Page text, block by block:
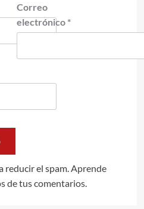
Correo
electrónico *
reducir el spam. Aprende
de tus comentarios.